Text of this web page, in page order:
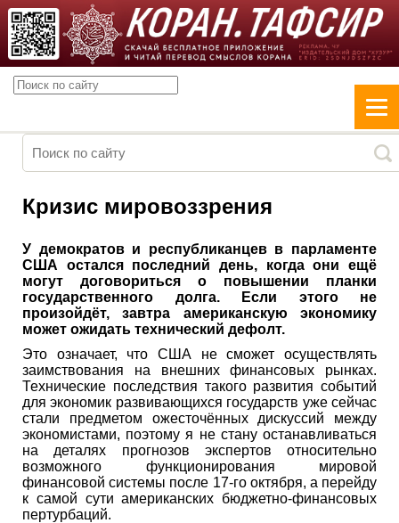
Кризис мировоззрения
У демократов и республиканцев в парламенте
США остался последний день, когда они ещё
могут договориться о повышении планки
государственного долга. Если этого не
произойдёт, завтра американскую экономику
может ожидать технический дефолт.
Это означает, что США не сможет осуществлять
заимствования на внешних финансовых рынках.
Технические последствия такого развития событий
для экономик развивающихся государств уже сейчас
стали предметом ожесточённых дискуссий между
экономистами, поэтому я не стану останавливаться
на деталях прогнозов экспертов относительно
возможного функционирования мировой
финансовой системы после 17-го октября, а перейду
к самой сути американских бюджетно-финансовых
пертурбаций.